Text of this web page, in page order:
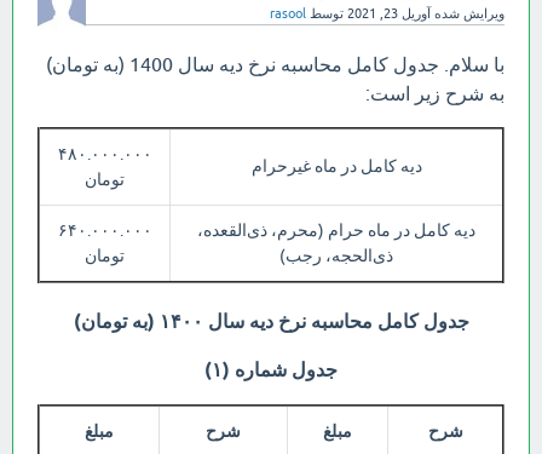
ویرایش شده آوریل 23, 2021 توسط rasool
با سلام. جدول کامل محاسبه نرخ دیه سال 1400 (به تومان)
به شرح زیر است:
دیه کامل در ماه غیرحرام
۴۸۰.۰۰۰.۰۰۰
تومان
دیه کامل در ماه حرام (محرم، ذی‌القعده،
ذی‌الحجه، رجب)
۶۴۰.۰۰۰.۰۰۰
تومان
جدول کامل محاسبه نرخ دیه سال ۱۴۰۰ (به تومان)
جدول شماره (۱)
شرح مبلغ شرح مبلغ